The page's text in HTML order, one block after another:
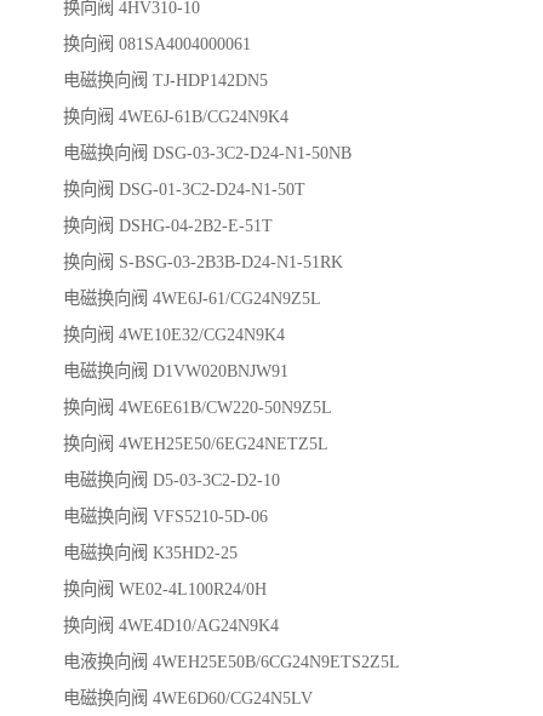
换向阀 4HV310-10
换向阀 081SA4004000061
电磁换向阀 TJ-HDP142DN5
换向阀 4WE6J-61B/CG24N9K4
电磁换向阀 DSG-03-3C2-D24-N1-50NB
换向阀 DSG-01-3C2-D24-N1-50T
换向阀 DSHG-04-2B2-E-51T
换向阀 S-BSG-03-2B3B-D24-N1-51RK
电磁换向阀 4WE6J-61/CG24N9Z5L
换向阀 4WE10E32/CG24N9K4
电磁换向阀 D1VW020BNJW91
换向阀 4WE6E61B/CW220-50N9Z5L
换向阀 4WEH25E50/6EG24NETZ5L
电磁换向阀 D5-03-3C2-D2-10
电磁换向阀 VFS5210-5D-06
电磁换向阀 K35HD2-25
换向阀 WE02-4L100R24/0H
换向阀 4WE4D10/AG24N9K4
电液换向阀 4WEH25E50B/6CG24N9ETS2Z5L
电磁换向阀 4WE6D60/CG24N5LV